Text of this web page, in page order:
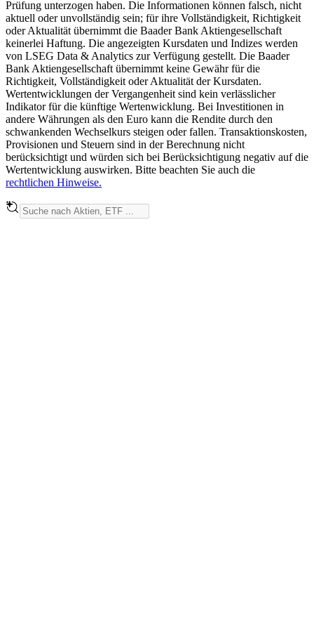
Prüfung unterzogen haben. Die Informationen können falsch, nicht
aktuell oder unvollständig sein; für ihre Vollständigkeit, Richtigkeit
oder Aktualität übernimmt die Baader Bank Aktiengesellschaft
keinerlei Haftung. Die angezeigten Kursdaten und Indizes werden
von LSEG Data & Analytics zur Verfügung gestellt. Die Baader
Bank Aktiengesellschaft übernimmt keine Gewähr für die
Richtigkeit, Vollständigkeit oder Aktualität der Kursdaten.
Wertentwicklungen der Vergangenheit sind kein verlässlicher
Indikator für die künftige Wertenwicklung. Bei Investitionen in
andere Währungen als den Euro kann die Rendite durch den
schwankenden Wechselkurs steigen oder fallen. Transaktionskosten,
Provisionen und Steuern sind in der Berechnung nicht
berücksichtigt und würden sich bei Berücksichtigung negativ auf die
Wertentwicklung auswirken. Bitte beachten Sie auch die
rechtlichen Hinweise.